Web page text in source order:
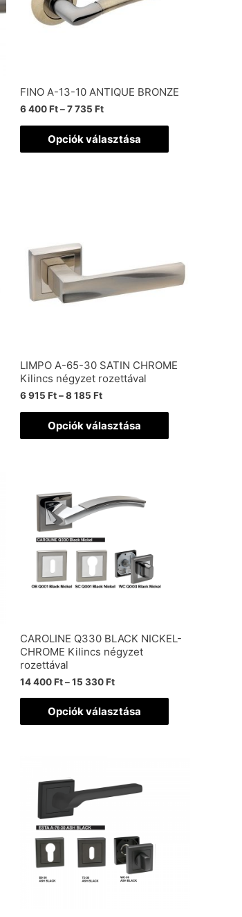
FINO A-13-10 ANTIQUE BRONZE
6 400Ft–7 735Ft
Opciók választása
LIMPO A-65-30 SATIN CHROME
Kilincs négyzet rozettával
6 915Ft–8 185Ft
Opciók választása
CAROLINE Q330 BLACK NICKEL-
CHROME Kilincs négyzet
rozettával
14 400Ft–15 330Ft
Opciók választása